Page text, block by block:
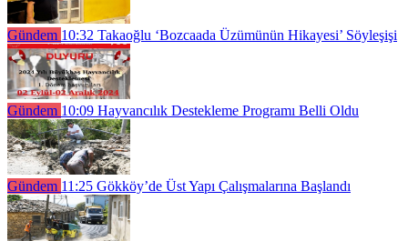
Gündem 10:32 Takaoğlu ‘Bozcaada Üzümünün Hikayesi’ Söyleşişi
Gündem 10:09 Hayvancılık Destekleme Programı Belli Oldu
Gündem 11:25 Gökköy’de Üst Yapı Çalışmalarına Başlandı